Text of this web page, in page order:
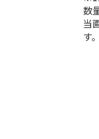
数
当
す。